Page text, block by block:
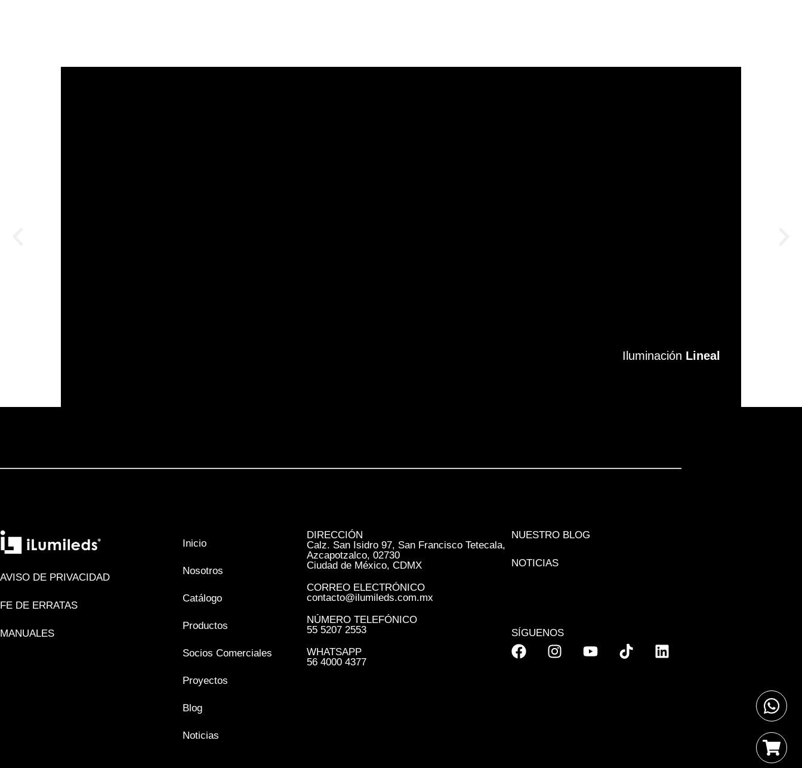
Iluminación Lineal
Iluminación Lineal
AVISO DE PRIVACIDAD
FE DE ERRATAS
MANUALES
Inicio
Nosotros
Catálogo
Productos
Socios Comerciales
Proyectos
Blog
Noticias
DIRECCIÓN
Calz. San Isidro 97, San Francisco Tetecala,
Azcapotzalco, 02730
Ciudad de México, CDMX
CORREO ELECTRÓNICO
contacto@ilumileds.com.mx
NÚMERO TELEFÓNICO
55 5207 2553
WHATSAPP
56 4000 4377
NUESTRO BLOG
NOTICIAS
SÍGUENOS